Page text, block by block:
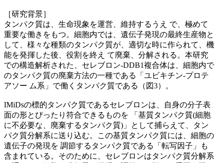
［研究背景］
タンパク質は、生命現象を運営、維持するうえ で、極めて
重要な働きをもつ。細胞内では、遺伝子発現の最終生産物と
して、様々な種類のタンパク質が、適切な時に作られて、機
能を発揮した後、役割を終え て廃棄、分解される。本研究
での構造解析された、セレブロン-DDB1複合体は、細胞内で
のタンパク質の廃棄方法の一種である「ユビキチン-プロテ
アソー ム系」で働くタンパク質である（図3）。
IMiDsの標的タンパク質であるセレブロンは、自身の分子表
面の形とぴったり符合できるものを 「基質タンパク質(細胞
に不必要な、廃棄するタンパク質)」として捕らえて、タン
パク質分解系に送り込む。この基質タンパク質には、細胞の
遺伝子の発現を 調節するタンパク質である「転写因子」も
含まれている。そのために、セレブロンはタンパク質分解系